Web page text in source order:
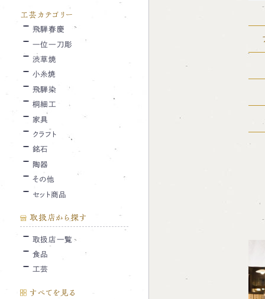
工芸カテゴリー
飛騨春慶
一位一刀彫
渋草焼
小糸焼
飛騨染
桐細工
家具
クラフト
銘石
陶器
その他
セット商品
取扱店から探す
取扱店一覧
食品
工芸
すべてを見る